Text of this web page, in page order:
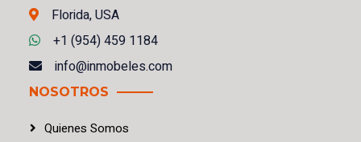
Florida, USA
+1 (954) 459 1184
info@inmobeles.com
NOSOTROS
Quienes Somos